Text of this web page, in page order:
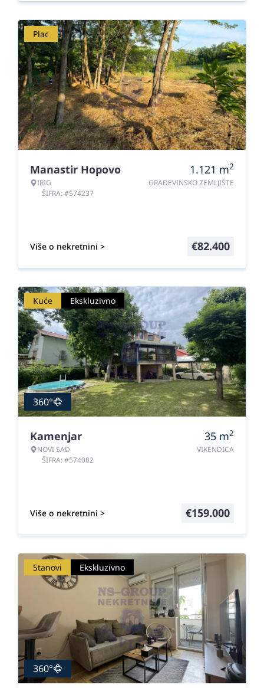
Plac
Manastir Hopovo
IRIG
ŠIFRA: #574237
1.121 m2
GRAĐEVINSKO ZEMLJIŠTE
Više o nekretnini > €82.400
Kuće Ekskluzivno
360°
Kamenjar
NOVI SAD
ŠIFRA: #574082
35 m2
VIKENDICA
Više o nekretnini > €159.000
Stanovi Ekskluzivno
360°